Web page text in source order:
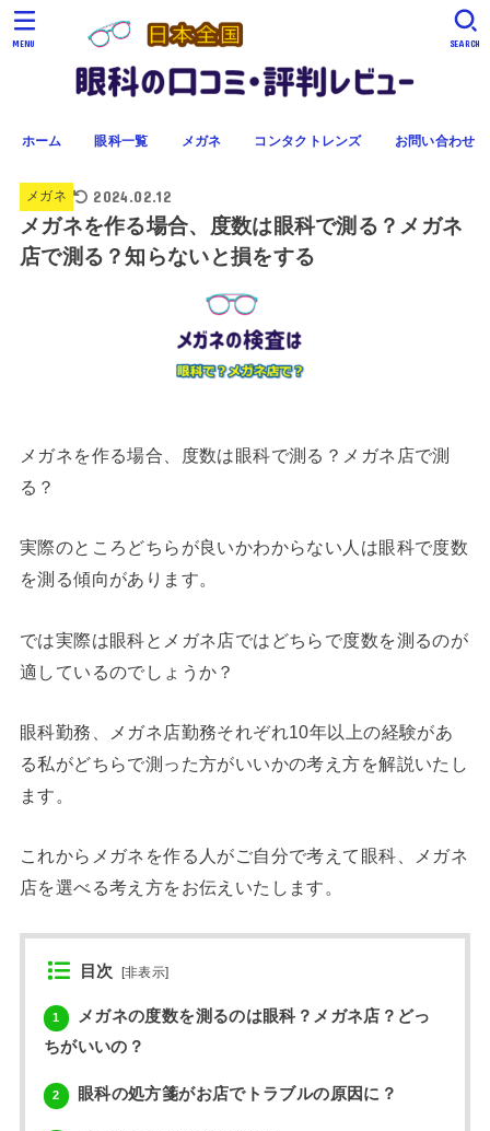
ホーム 眼科一覧 メガネ コンタクトレンズ お問い合わせ
SEARCH
MENU
メガネ 2024.02.12
メガネを作る場合、度数は眼科で測る？メガネ
店で測る？知らないと損をする
メガネを作る場合、度数は眼科で測る？メガネ店で測
る？
実際のところどちらが良いかわからない人は眼科で度数
を測る傾向があります。
では実際は眼科とメガネ店ではどちらで度数を測るのが
適しているのでしょうか？
眼科勤務、メガネ店勤務それぞれ10年以上の経験があ
る私がどちらで測った方がいいかの考え方を解説いたし
ます。
これからメガネを作る人がご自分で考えて眼科、メガネ
店を選べる考え方をお伝えいたします。
目次 [非表示]
1
メガネの度数を測るのは眼科？メガネ店？どっ
ちがいいの？
2 眼科の処方箋がお店でトラブルの原因に？